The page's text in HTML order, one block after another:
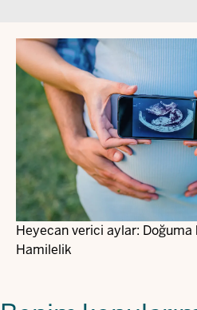
Heyecan verici aylar:
Hamilelik